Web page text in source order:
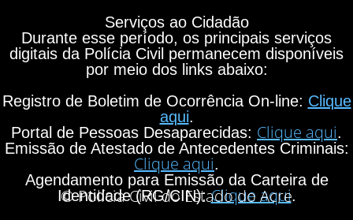
Serviços ao Cidadão
Durante esse período, os principais serviços
digitais da Polícia Civil permanecem disponíveis
por meio dos links abaixo:
Registro de Boletim de Ocorrência On-line: Clique
aqui.
Portal de Pessoas Desaparecidas: Clique aqui.
Emissão de Atestado de Antecedentes Criminais:
Clique aqui.
Agendamento para Emissão da Carteira de
Identidade (RG/CIN):Clique aqui.
© Polícia Civil do Estado do Acre